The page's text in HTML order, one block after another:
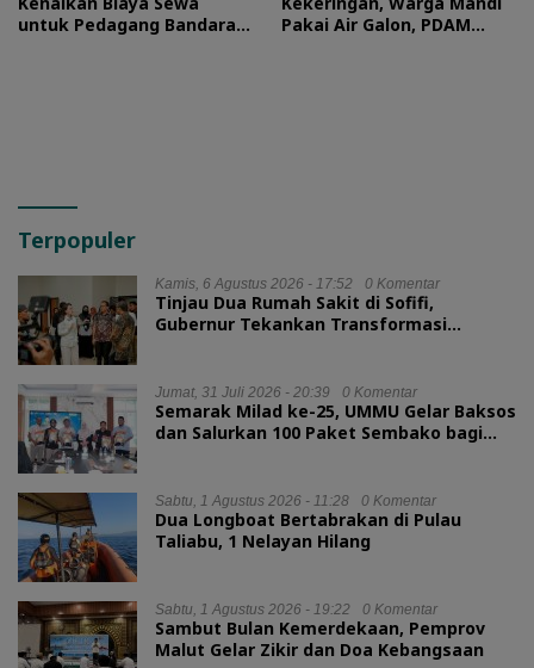
untuk Pedagang Bandara
Pakai Air Galon, PDAM
Terpopuler
Kamis, 6 Agustus 2026 - 17:52 0 Komentar
Tinjau Dua Rumah Sakit di Sofifi,
Gubernur Tekankan Transformasi
Jumat, 31 Juli 2026 - 20:39 0 Komentar
Semarak Milad ke-25, UMMU Gelar Baksos
dan Salurkan 100 Paket Sembako bagi
Sabtu, 1 Agustus 2026 - 11:28 0 Komentar
Dua Longboat Bertabrakan di Pulau
Taliabu, 1 Nelayan Hilang
Sabtu, 1 Agustus 2026 - 19:22 0 Komentar
Sambut Bulan Kemerdekaan, Pemprov
Malut Gelar Zikir dan Doa Kebangsaan